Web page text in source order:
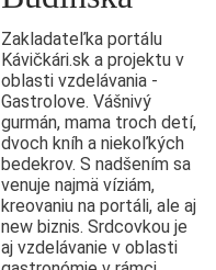
Zakladateľka portálu
Kávičkári.sk a projektu v
oblasti vzdelávania -
Gastrolove. Vášnivý
gurmán, mama troch detí,
dvoch kníh a niekoľkých
bedekrov. S nadšením sa
venuje najmä víziám,
kreovaniu na portáli, ale aj
new biznis. Srdcovkou je
aj vzdelávanie v oblasti